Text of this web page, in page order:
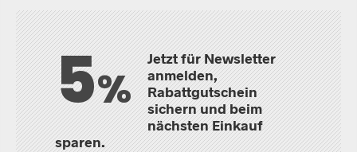
5%
Jetzt für Newsletter
anmelden,
Rabattgutschein
sichern und beim
nächsten Einkauf
sparen.